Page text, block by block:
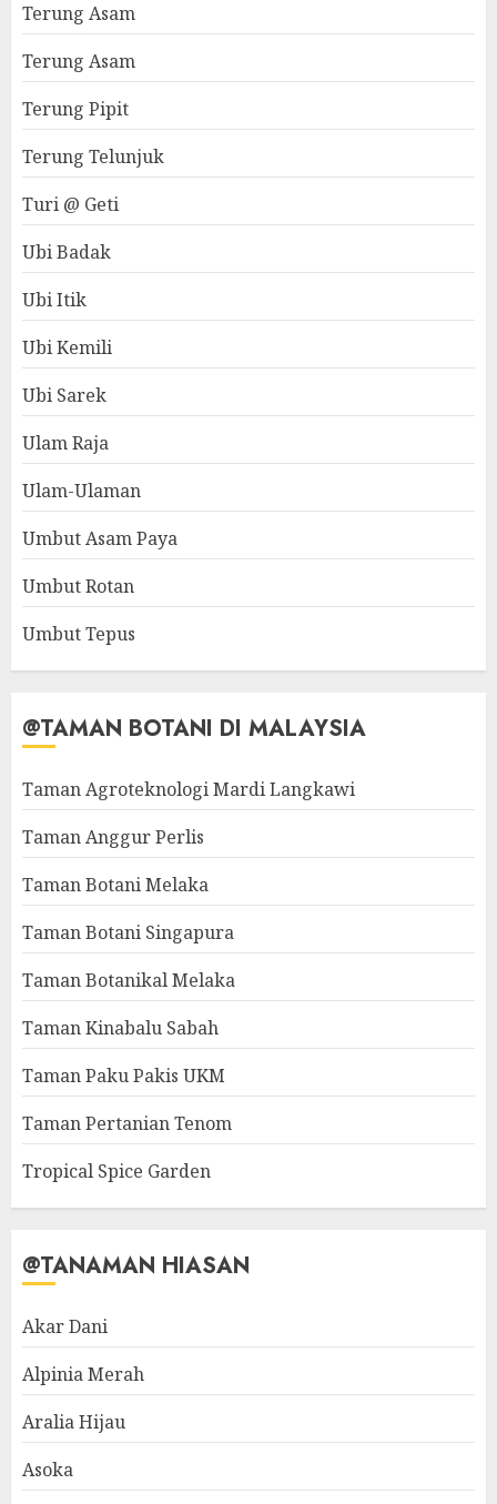
Terung Asam
Terung Asam
Terung Pipit
Terung Telunjuk
Turi @ Geti
Ubi Badak
Ubi Itik
Ubi Kemili
Ubi Sarek
Ulam Raja
Ulam-Ulaman
Umbut Asam Paya
Umbut Rotan
Umbut Tepus
@TAMAN BOTANI DI MALAYSIA
Taman Agroteknologi Mardi Langkawi
Taman Anggur Perlis
Taman Botani Melaka
Taman Botani Singapura
Taman Botanikal Melaka
Taman Kinabalu Sabah
Taman Paku Pakis UKM
Taman Pertanian Tenom
Tropical Spice Garden
@TANAMAN HIASAN
Akar Dani
Alpinia Merah
Aralia Hijau
Asoka